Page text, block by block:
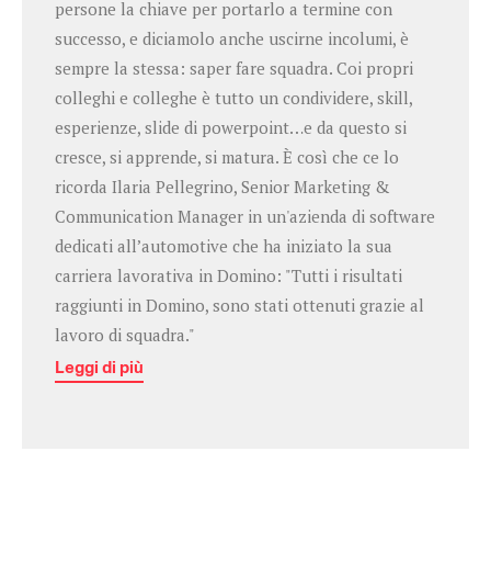
persone la chiave per portarlo a termine con
successo, e diciamolo anche uscirne incolumi, è
sempre la stessa: saper fare squadra. Coi propri
colleghi e colleghe è tutto un condividere, skill,
esperienze, slide di powerpoint…e da questo si
cresce, si apprende, si matura. È così che ce lo
ricorda Ilaria Pellegrino, Senior Marketing &
Communication Manager in un'azienda di software
dedicati all’automotive che ha iniziato la sua
carriera lavorativa in Domino: "Tutti i risultati
raggiunti in Domino, sono stati ottenuti grazie al
lavoro di squadra."
Leggi di più